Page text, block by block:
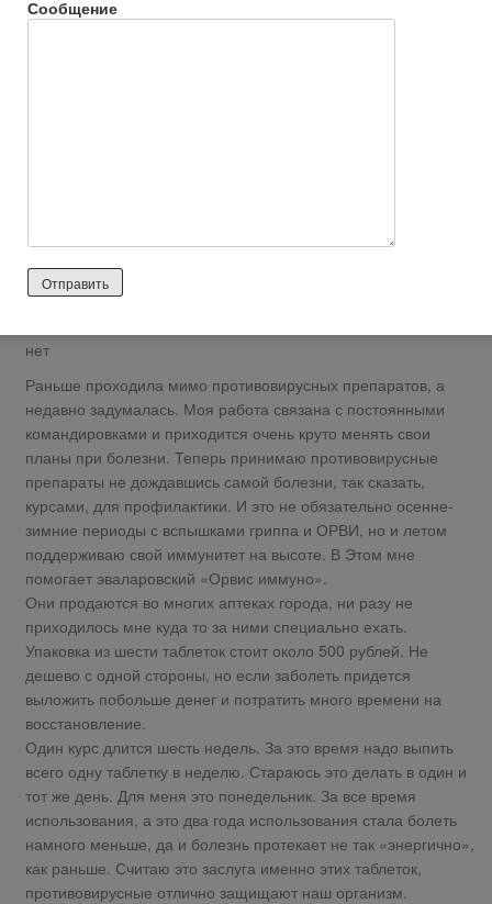
Достоинства:
удобно использовать
нет
Раньше проходила мимо противовирусных препаратов, а
недавно задумалась. Моя работа связана с постоянными
командировками и приходится очень круто менять свои
планы при болезни. Теперь принимаю противовирусные
препараты не дождавшись самой болезни, так сказать,
курсами, для профилактики. И это не обязательно осенне-
зимние периоды с вспышками гриппа и ОРВИ, но и летом
поддерживаю свой иммунитет на высоте. В Этом мне
помогает эваларовский «Орвис иммуно».
Они продаются во многих аптеках города, ни разу не
приходилось мне куда то за ними специально ехать.
Упаковка из шести таблеток стоит около 500 рублей. Не
дешево с одной стороны, но если заболеть придется
выложить побольше денег и потратить много времени на
восстановление.
Один курс длится шесть недель. За это время надо выпить
всего одну таблетку в неделю. Стараюсь это делать в один и
тот же день. Для меня это понедельник. За все время
использования, а это два года использования стала болеть
намного меньше, да и болезнь протекает не так «энергично»,
как раньше. Считаю это заслуга именно этих таблеток,
противовирусные отлично защищают наш организм.
Сообщение